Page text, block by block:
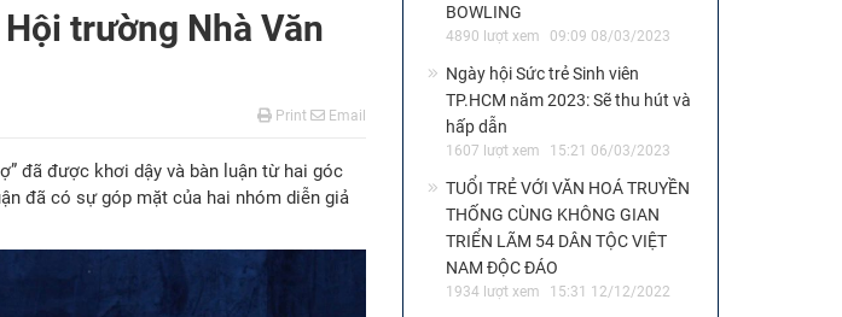
trường Nhà Văn
Print Email
đã được khơi dậy và bàn luận từ hai góc
đã có sự góp mặt của hai nhóm diễn giả
BOWLING
4890 lượt xem 09:09 08/03/2023
Ngày hội Sức trẻ Sinh viên
TP.HCM năm 2023: Sẽ thu hút và
hấp dẫn
1607 lượt xem 15:21 06/03/2023
TUỔI TRẺ VỚI VĂN HOÁ TRUYỀN
THỐNG CÙNG KHÔNG GIAN
TRIỂN LÃM 54 DÂN TỘC VIỆT
NAM ĐỘC ĐÁO
1934 lượt xem 15:31 12/12/2022